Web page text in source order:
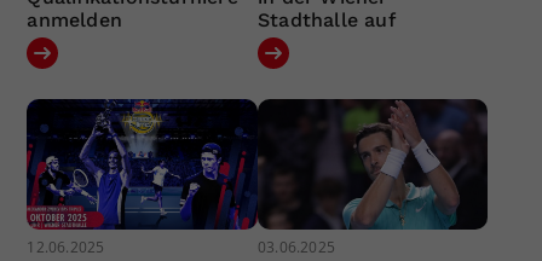
anmelden
Stadthalle auf
12.06.2025 03.06.2025